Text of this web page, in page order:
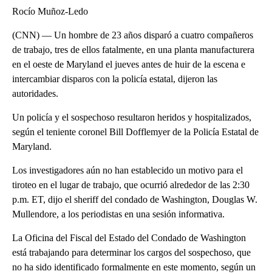
Rocío Muñoz-Ledo
(CNN) — Un hombre de 23 años disparó a cuatro compañeros
de trabajo, tres de ellos fatalmente, en una planta manufacturera
en el oeste de Maryland el jueves antes de huir de la escena e
intercambiar disparos con la policía estatal, dijeron las
autoridades.
Un policía y el sospechoso resultaron heridos y hospitalizados,
según el teniente coronel Bill Dofflemyer de la Policía Estatal de
Maryland.
Los investigadores aún no han establecido un motivo para el
tiroteo en el lugar de trabajo, que ocurrió alrededor de las 2:30
p.m. ET, dijo el sheriff del condado de Washington, Douglas W.
Mullendore, a los periodistas en una sesión informativa.
La Oficina del Fiscal del Estado del Condado de Washington
está trabajando para determinar los cargos del sospechoso, que
no ha sido identificado formalmente en este momento, según un